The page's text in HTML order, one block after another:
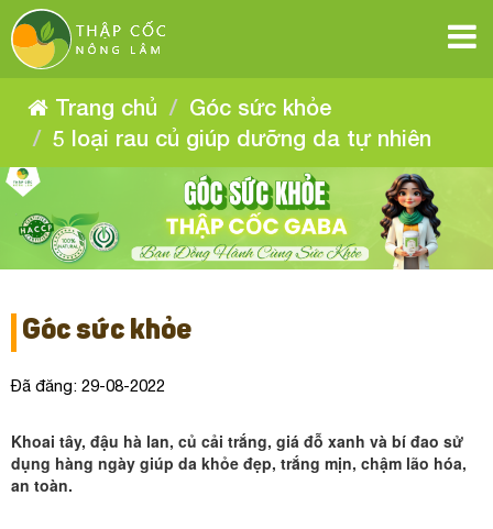
5
loại
rau
củ
giúp
dưỡng
da
tự
nhiên
5
loại
rau
củ
giúp
dưỡng
da
tự
nhiên
loại
rau
giúp
dưỡng
da
tự
nhiên
loại
rau
giúp
dưỡng
nhiên
loại
rau
củ
giúp
nhiên
loại
rau
củ
giúp
nhiên
Trang chủ
Góc sức khỏe
5 loại rau củ giúp dưỡng da tự nhiên
Góc sức khỏe
Đã đăng: 29-08-2022
Khoai tây, đậu hà lan, củ cải trắng, giá đỗ xanh và bí đao sử
dụng hàng ngày giúp da khỏe đẹp, trắng mịn, chậm lão hóa,
an toàn.